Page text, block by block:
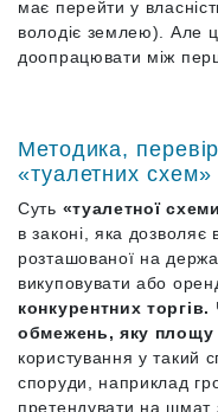
має перейти у
володіє землею). Але
доопрацювати між
Методика,
«туалетних схем»
Суть «туалетної
в законі, яка дозволяє
розташованої на
викуповувати або
конкурентних торгів.
обмежень, яку площу
користування у такий
споруди, наприклад
претендувати на шмат